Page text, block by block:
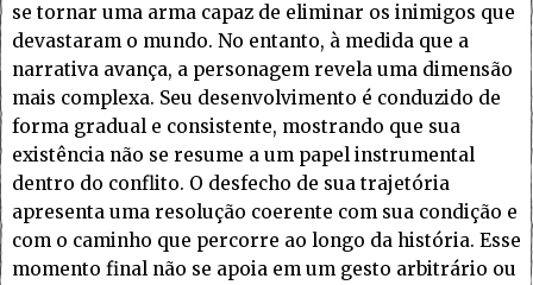
se tornar uma arma capaz de eliminar os inimigos que
devastaram o mundo. No entanto, à medida que a
narrativa avança, a personagem revela uma dimensão
mais complexa. Seu desenvolvimento é conduzido de
forma gradual e consistente, mostrando que sua
existência não se resume a um papel instrumental
dentro do conflito. O desfecho de sua trajetória
apresenta uma resolução coerente com sua condição e
com o caminho que percorre ao longo da história. Esse
momento final não se apoia em um gesto arbitrário ou